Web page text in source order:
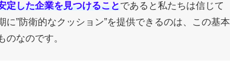
定した企業を見つけることであると私たちは信じて
”防衛的なクッション”を提供できるのは、この基本
なのです。